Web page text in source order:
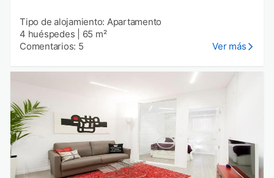
Tipo de alojamiento: Apartamento
4 huéspedes
65 m²
Comentarios: 5
Ver más